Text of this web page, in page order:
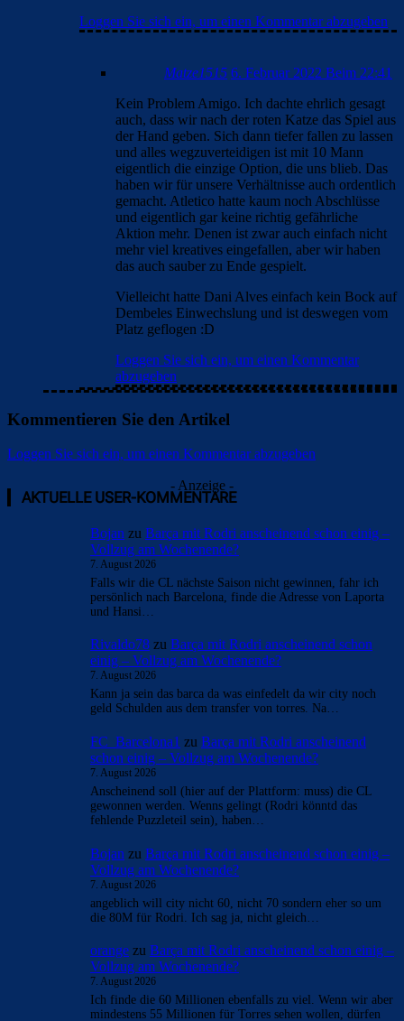
Loggen Sie sich ein, um einen Kommentar abzugeben
Matze1515 6. Februar 2022 Beim 22:41
Kein Problem Amigo. Ich dachte ehrlich gesagt
auch, dass wir nach der roten Katze das Spiel aus
der Hand geben. Sich dann tiefer fallen zu lassen
und alles wegzuverteidigen ist mit 10 Mann
eigentlich die einzige Option, die uns blieb. Das
haben wir für unsere Verhältnisse auch ordentlich
gemacht. Atletico hatte kaum noch Abschlüsse
und eigentlich gar keine richtig gefährliche
Aktion mehr. Denen ist zwar auch einfach nicht
mehr viel kreatives eingefallen, aber wir haben
das auch sauber zu Ende gespielt.
Vielleicht hatte Dani Alves einfach kein Bock auf
Dembeles Einwechslung und ist deswegen vom
Platz geflogen :D
Loggen Sie sich ein, um einen Kommentar
abzugeben
Kommentieren Sie den Artikel
Loggen Sie sich ein, um einen Kommentar abzugeben
- Anzeige -
AKTUELLE USER-KOMMENTARE
Bojan zu Barça mit Rodri anscheinend schon einig –
Vollzug am Wochenende?
7. August 2026
Falls wir die CL nächste Saison nicht gewinnen, fahr ich
persönlich nach Barcelona, finde die Adresse von Laporta
und Hansi…
Rivaldo78 zu Barça mit Rodri anscheinend schon
einig – Vollzug am Wochenende?
7. August 2026
Kann ja sein das barca da was einfedelt da wir city noch
geld Schulden aus dem transfer von torres. Na…
FC_Barcelona1 zu Barça mit Rodri anscheinend
schon einig – Vollzug am Wochenende?
7. August 2026
Anscheinend soll (hier auf der Plattform: muss) die CL
gewonnen werden. Wenns gelingt (Rodri könntd das
fehlende Puzzleteil sein), haben…
Bojan zu Barça mit Rodri anscheinend schon einig –
Vollzug am Wochenende?
7. August 2026
angeblich will city nicht 60, nicht 70 sondern eher so um
die 80M für Rodri. Ich sag ja, nicht gleich…
orange zu Barça mit Rodri anscheinend schon einig –
Vollzug am Wochenende?
7. August 2026
Ich finde die 60 Millionen ebenfalls zu viel. Wenn wir aber
mindestens 55 Millionen für Torres sehen wollen, dürfen